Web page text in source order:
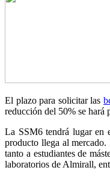
El plazo para solicitar las
reducción del 50% se hará
La SSM6 tendrá lugar en
producto llega al
tanto a estudiantes de
laboratorios de Almirall,